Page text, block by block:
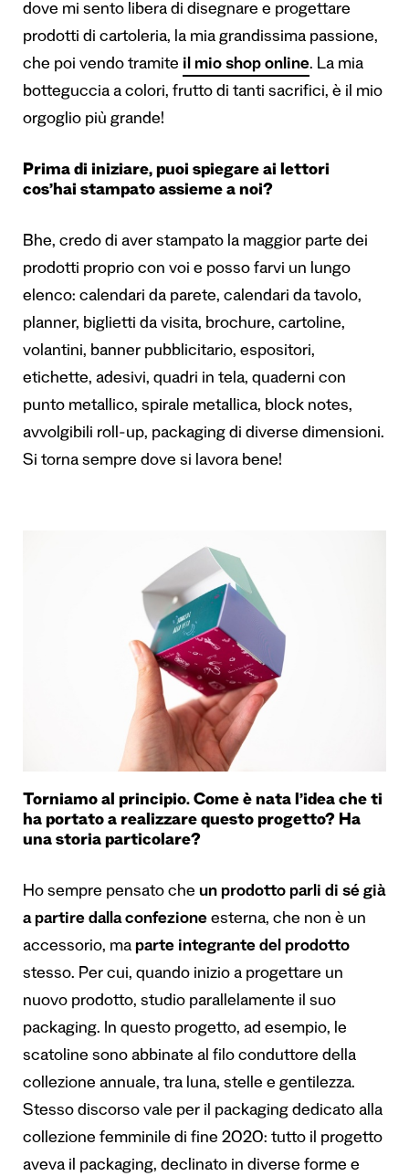
dove mi sento libera di disegnare e progettare
prodotti di cartoleria, la mia grandissima passione,
che poi vendo tramite il mio shop online. La mia
botteguccia a colori, frutto di tanti sacrifici, è il mio
orgoglio più grande!
Prima di iniziare, puoi spiegare ai lettori
cos’hai stampato assieme a noi?
Bhe, credo di aver stampato la maggior parte dei
prodotti proprio con voi e posso farvi un lungo
elenco: calendari da parete, calendari da tavolo,
planner, biglietti da visita, brochure, cartoline,
volantini, banner pubblicitario, espositori,
etichette, adesivi, quadri in tela, quaderni con
punto metallico, spirale metallica, block notes,
avvolgibili roll-up, packaging di diverse dimensioni.
Si torna sempre dove si lavora bene!
Torniamo al principio. Come è nata l’idea che ti
ha portato a realizzare questo progetto? Ha
una storia particolare?
Ho sempre pensato che un prodotto parli di sé già
a partire dalla confezione esterna, che non è un
accessorio, ma parte integrante del prodotto
stesso. Per cui, quando inizio a progettare un
nuovo prodotto, studio parallelamente il suo
packaging. In questo progetto, ad esempio, le
scatoline sono abbinate al filo conduttore della
collezione annuale, tra luna, stelle e gentilezza.
Stesso discorso vale per il packaging dedicato alla
collezione femminile di fine 2020: tutto il progetto
aveva il packaging, declinato in diverse forme e